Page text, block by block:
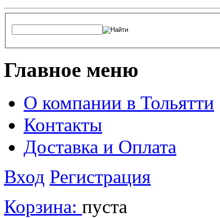
Главное меню
О компании в Тольятти
Контакты
Доставка и Оплата
Вход Регистрация
Корзина: пуста